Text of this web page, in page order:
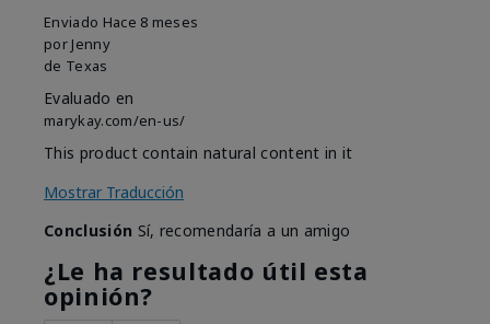
Enviado Hace 8 meses
por Jenny
de Texas
Evaluado en
marykay.com/en-us/
This product contain natural content in it
Mostrar Traducción
Conclusión Sí, recomendaría a un amigo
¿Le ha resultado útil esta
opinión?